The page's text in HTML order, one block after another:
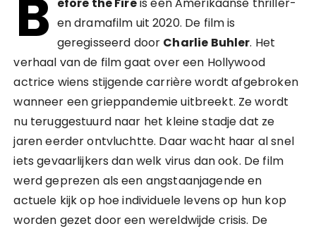
B en dramafilm uit 2020. De film is
geregisseerd door Charlie Buhler. Het
verhaal van de film gaat over een Hollywood
actrice wiens stijgende carrière wordt afgebroken
wanneer een grieppandemie uitbreekt. Ze wordt
nu teruggestuurd naar het kleine stadje dat ze
jaren eerder ontvluchtte. Daar wacht haar al snel
iets gevaarlijkers dan welk virus dan ook. De film
werd geprezen als een angstaanjagende en
actuele kijk op hoe individuele levens op hun kop
worden gezet door een wereldwijde crisis. De